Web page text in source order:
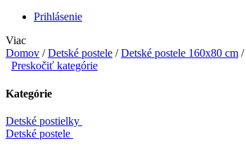
Prihlásenie
Viac
Domov / Detské postele / Detské postele 160x80 cm /
Preskočiť kategórie
Kategórie
Detské postielky
Detské postele